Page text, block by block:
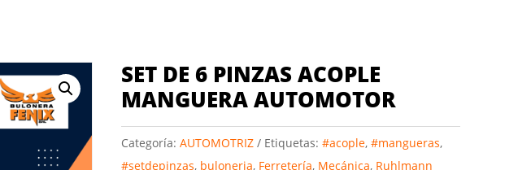
SET DE 6 PINZAS ACOPLE
MANGUERA AUTOMOTOR
Categoría:AUTOMOTRIZ Etiquetas:#acople,#mangueras,
#setdepinzas, buloneria, Ferretería, Mecánica, Ruhlmann